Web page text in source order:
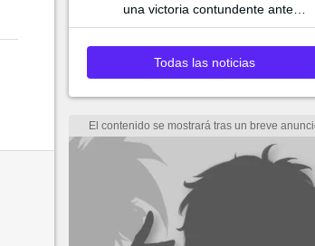
una victoria contundente ante
G2 para asegurar el pase a la
final
Todas las noticias